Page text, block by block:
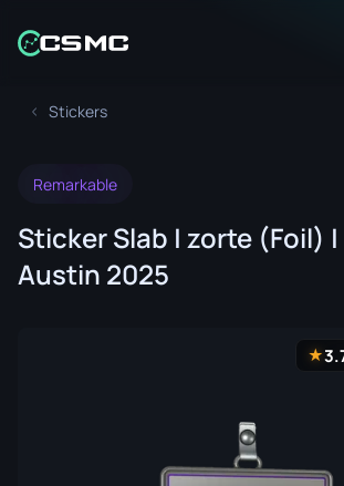
Stickers
Remarkable
Sticker Slab | zorte (Foil) |
Austin 2025
★